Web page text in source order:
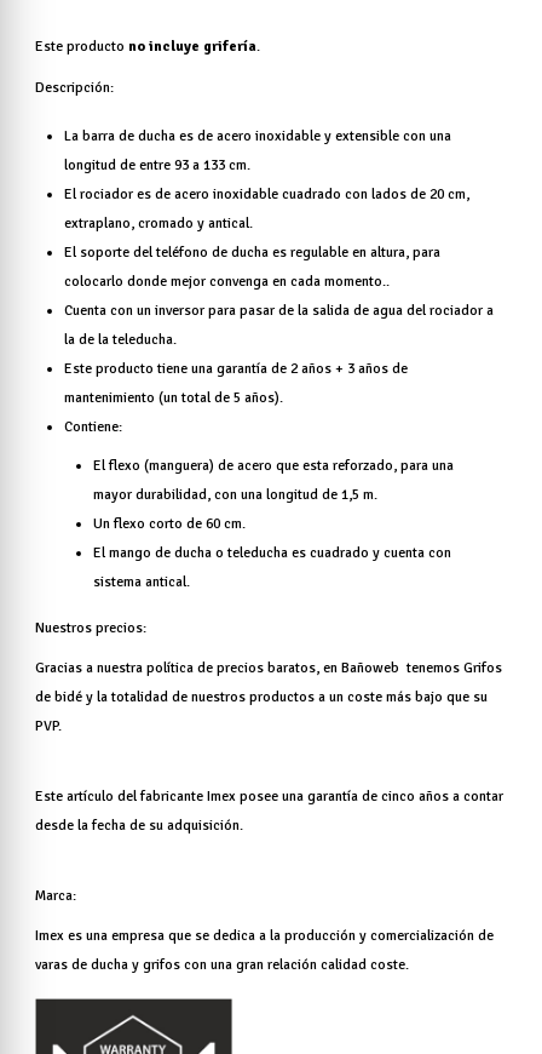
Este producto no incluye grifería.
Descripción:
La barra de ducha es de acero inoxidable y extensible con una
longitud de entre 93 a 133 cm.
El rociador es de acero inoxidable cuadrado con lados de 20 cm,
extraplano, cromado y antical.
El soporte del teléfono de ducha es regulable en altura, para
colocarlo donde mejor convenga en cada momento..
Cuenta con un inversor para pasar de la salida de agua del rociador a
la de la teleducha.
Este producto tiene una garantía de 2 años + 3 años de
mantenimiento (un total de 5 años).
Contiene:
El flexo (manguera) de acero que esta reforzado, para una
mayor durabilidad, con una longitud de 1,5 m.
Un flexo corto de 60 cm.
El mango de ducha o teleducha es cuadrado y cuenta con
sistema antical.
Nuestros precios:
Gracias a nuestra política de precios baratos, en Bañoweb tenemos Grifos
de bidé y la totalidad de nuestros productos a un coste más bajo que su
PVP.
Este artículo del fabricante Imex posee una garantía de cinco años a contar
desde la fecha de su adquisición.
Marca:
Imex es una empresa que se dedica a la producción y comercialización de
varas de ducha y grifos con una gran relación calidad coste.